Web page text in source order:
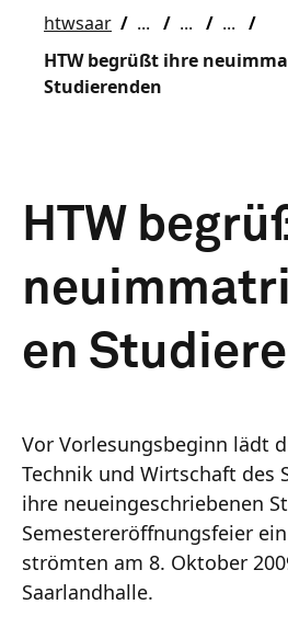
htwsaar
HTW begrüßt ihre
Studierenden
HTW
en
Vor Vorlesungsbeginn lädt
Technik und Wirtschaft des
ihre neueingeschriebenen
Semestereröffnungsfeier
strömten am 8. Oktober
Saarlandhalle.